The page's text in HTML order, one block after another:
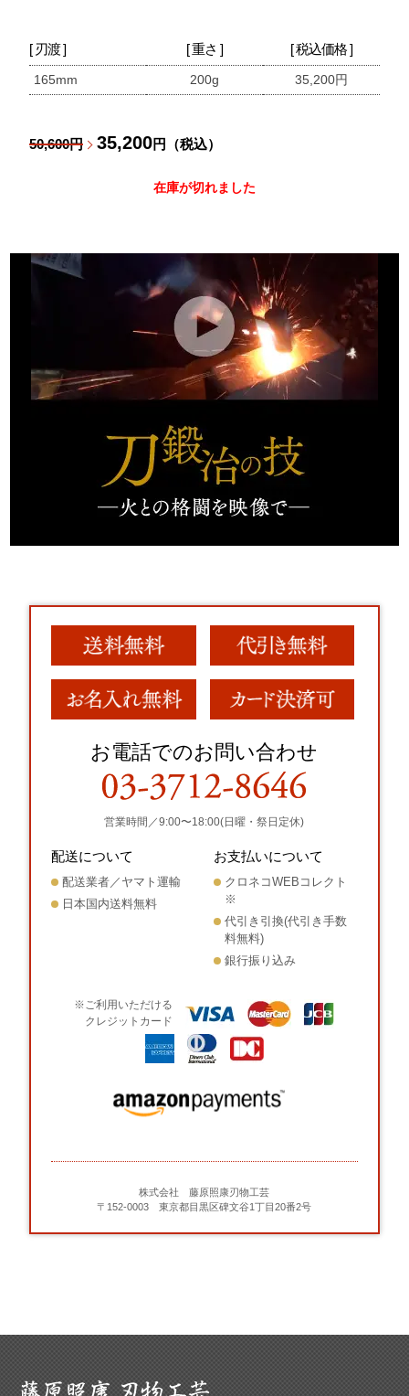
[ 刃渡 ] [ 重さ ] [ 税込価格 ]
165mm 200g 35,200円
50,600円 35,200円（税込）
在庫が切れました
お電話でのお問い合わせ
営業時間／9:00〜18:00(日曜・祭日定休)
配送について
配送業者／ヤマト運輸
日本国内送料無料
お支払いについて
クロネコWEBコレクト
※
代引き引換(代引き手数
料無料)
銀行振り込み
※ご利用いただける
クレジットカード
株式会社 藤原照康刃物工芸
〒152-0003 東京都目黒区碑文谷1丁目20番2号